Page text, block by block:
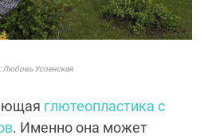
Любовь Успенская
глютеопластика с
. Именно она может